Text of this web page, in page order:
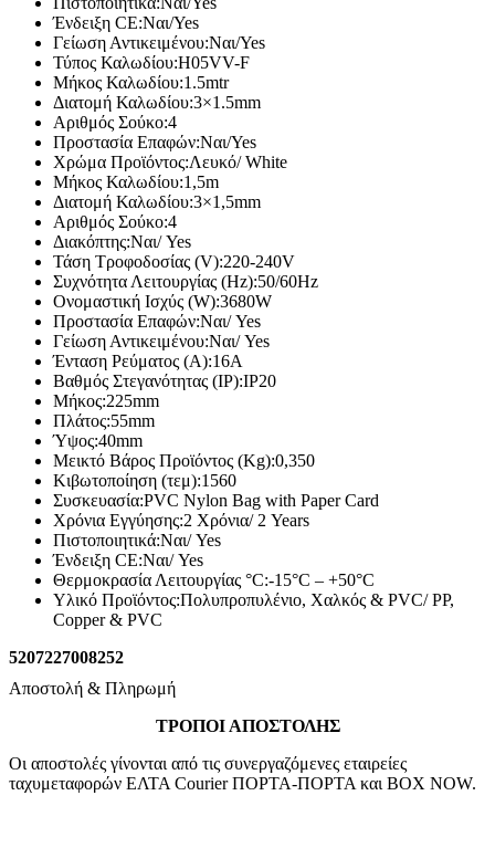
Ένδειξη CE:Ναι/Yes
Γείωση Αντικειμένου:Ναι/Yes
Τύπος Καλωδίου:H05VV-F
Μήκος Καλωδίου:1.5mtr
Διατομή Καλωδίου:3×1.5mm
Αριθμός Σούκο:4
Προστασία Επαφών:Ναι/Yes
Χρώμα Προϊόντος:Λευκό/ White
Μήκος Καλωδίου:1,5m
Διατομή Καλωδίου:3×1,5mm
Αριθμός Σούκο:4
Διακόπτης:Ναι/ Yes
Τάση Τροφοδοσίας (V):220-240V
Συχνότητα Λειτουργίας (Hz):50/60Hz
Ονομαστική Ισχύς (W):3680W
Προστασία Επαφών:Ναι/ Yes
Γείωση Αντικειμένου:Ναι/ Yes
Ένταση Ρεύματος (Α):16A
Βαθμός Στεγανότητας (IP):IP20
Μήκος:225mm
Πλάτος:55mm
Ύψος:40mm
Μεικτό Βάρος Προϊόντος (Kg):0,350
Κιβωτοποίηση (τεμ):1560
Συσκευασία:PVC Nylon Bag with Paper Card
Χρόνια Εγγύησης:2 Χρόνια/ 2 Years
Πιστοποιητικά:Ναι/ Yes
Ένδειξη CE:Ναι/ Yes
Θερμοκρασία Λειτουργίας °C:-15°C – +50°C
Υλικό Προϊόντος:Πολυπροπυλένιο, Χαλκός & PVC/ PP,
Copper & PVC
5207227008252
Αποστολή & Πληρωμή
ΤΡΟΠΟΙ ΑΠΟΣΤΟΛΗΣ
Οι αποστολές γίνονται από τις συνεργαζόμενες εταιρείες
ταχυμεταφορών ΕΛΤΑ Courier ΠΟΡΤΑ-ΠΟΡΤΑ και BOX NOW.